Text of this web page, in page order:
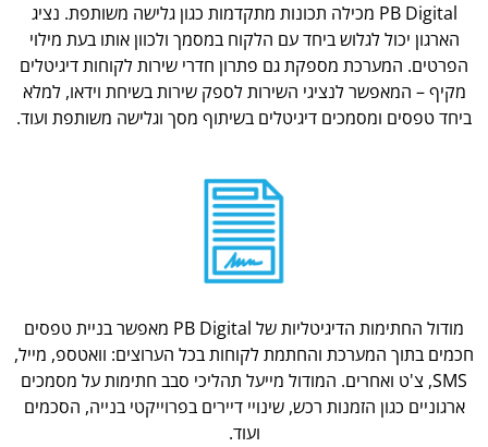
PB Digital מכילה תכונות מתקדמות כגון גלישה משותפת. נציג
הארגון יכול לגלוש ביחד עם הלקוח במסמך ולכוון אותו בעת מילוי
הפרטים. המערכת מספקת גם פתרון חדרי שירות לקוחות דיגיטלים
מקיף – המאפשר לנציגי השירות לספק שירות בשיחת וידאו, למלא
ביחד טפסים ומסמכים דיגיטלים בשיתוף מסך וגלישה משותפת ועוד.
מודול החתימות הדיגיטליות של PB Digital מאפשר בניית טפסים
חכמים בתוך המערכת והחתמת לקוחות בכל הערוצים: וואטספ, מייל,
SMS, צ'ט ואחרים. המודול מייעל תהליכי סבב חתימות על מסמכים
ארגוניים כגון הזמנות רכש, שינויי דיירים בפרוייקטי בנייה, הסכמים
ועוד.